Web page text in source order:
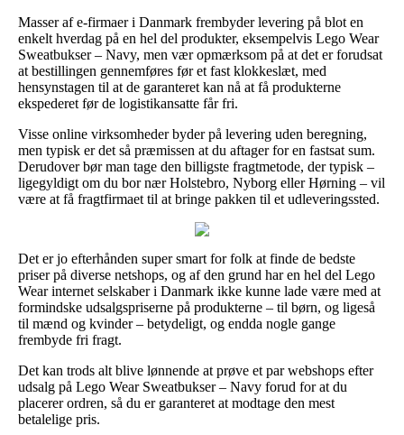
Masser af e-firmaer i Danmark frembyder levering på blot en
enkelt hverdag på en hel del produkter, eksempelvis Lego Wear
Sweatbukser – Navy, men vær opmærksom på at det er forudsat
at bestillingen gennemføres før et fast klokkeslæt, med
hensynstagen til at de garanteret kan nå at få produkterne
ekspederet før de logistikansatte får fri.
Visse online virksomheder byder på levering uden beregning,
men typisk er det så præmissen at du aftager for en fastsat sum.
Derudover bør man tage den billigste fragtmetode, der typisk –
ligegyldigt om du bor nær Holstebro, Nyborg eller Hørning – vil
være at få fragtfirmaet til at bringe pakken til et udleveringssted.
Det er jo efterhånden super smart for folk at finde de bedste
priser på diverse netshops, og af den grund har en hel del Lego
Wear internet selskaber i Danmark ikke kunne lade være med at
formindske udsalgspriserne på produkterne – til børn, og ligeså
til mænd og kvinder – betydeligt, og endda nogle gange
frembyde fri fragt.
Det kan trods alt blive lønnende at prøve et par webshops efter
udsalg på Lego Wear Sweatbukser – Navy forud for at du
placerer ordren, så du er garanteret at modtage den mest
betalelige pris.